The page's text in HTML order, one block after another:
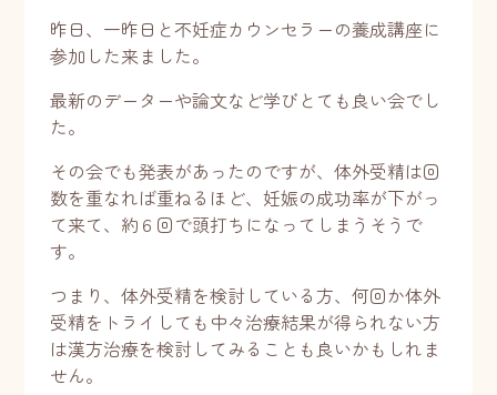
昨日、一昨日と不妊症カウンセラーの養成講座に
参加した来ました。
最新のデーターや論文など学びとても良い会でし
た。
その会でも発表があったのですが、体外受精は回
数を重なれば重ねるほど、妊娠の成功率が下がっ
て来て、約６回で頭打ちになってしまうそうで
す。
つまり、体外受精を検討している方、何回か体外
受精をトライしても中々治療結果が得られない方
は漢方治療を検討してみることも良いかもしれま
せん。